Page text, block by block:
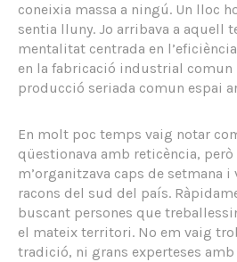
coneixia massa a ningú. Un lloc
sentia lluny. Jo arribava a aquell
mentalitat centrada en
en la fabricació industrial
producció seriada comun espai
En molt poc temps vaig notar
qüestionava amb reticència,
m’organitzava caps de setmana
racons del sud del país.
buscant persones que
el mateix territori. No em vaig
tradició, ni grans experteses